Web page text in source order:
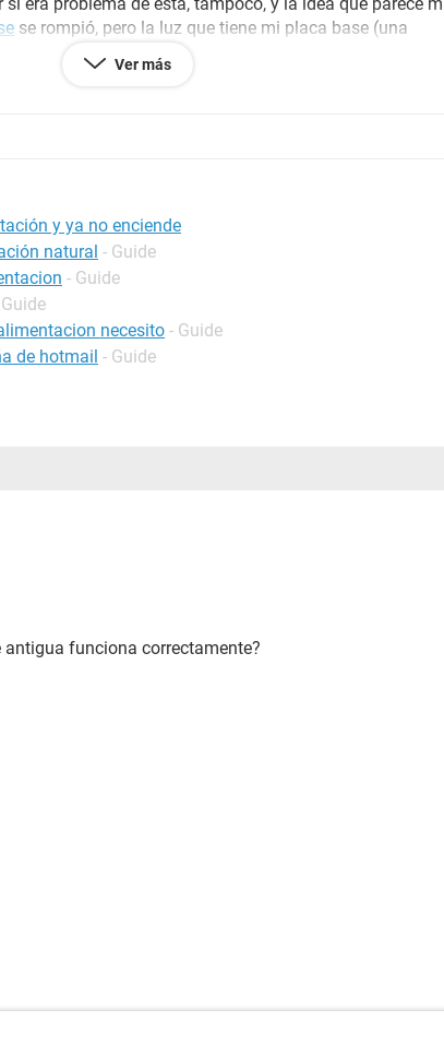
se rompió, pero la luz que tiene mi placa base (una
pasando?
Ver más
y ya no enciende
natural - Guide
- Guide
necesito - Guide
de hotmail - Guide
funciona correctamente?